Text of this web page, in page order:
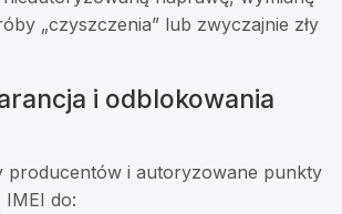
„czyszczenia” lub zwyczajnie zły
i odblokowania
producentów i autoryzowane punkty
do: